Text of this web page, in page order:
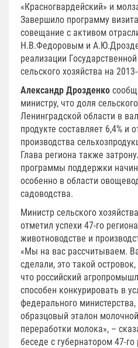
«Красногвардейский» и
Завершило программу
совещание с активом
Н.В.Федоровым и
реализации
сельского хозяйства на
Александр Дрозденко
министру, что доля
Ленинградской области в
продукте составляет 6,4% и
производства
Глава региона также
программы поддержки
особенно в области
садоводства.
Министр сельского хозяйства
отметил успехи 47-го
животноводстве и
«Мы на вас рассчитываем.
сделали, это такой
что российский
способен конкурировать в
федерального
образцовый эталон
переработки молока», –
беседе с губернатором 47-